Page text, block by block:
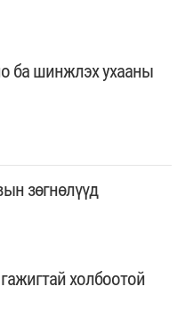
ба шинжлэх ухааны
зөгнөлүүд
холбоотой